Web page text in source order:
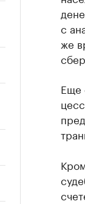
с
же
Еще